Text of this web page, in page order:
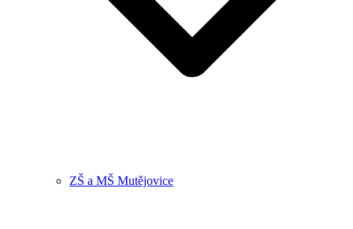
ZŠ a MŠ Mutějovice